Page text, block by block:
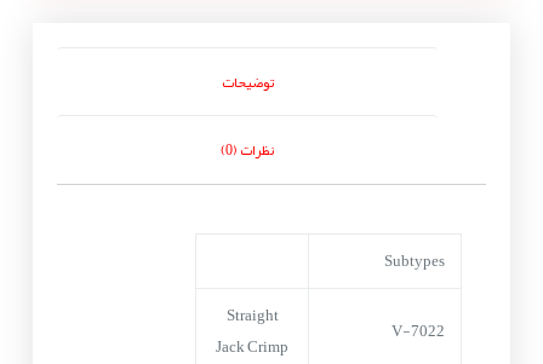
توضیحات
نظرات (0)
Subtypes
V-7022
Straight
Jack Crimp